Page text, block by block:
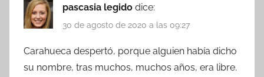
pascasia legido dice:
30 de agosto de 2020 a las 09:27
Carahueca despertó, porque alguien había dicho
su nombre, tras muchos, muchos años, era libre.